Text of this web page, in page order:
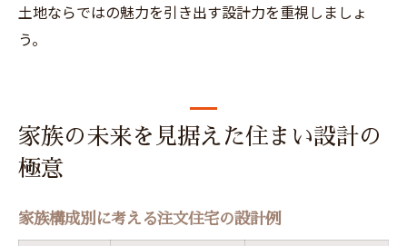
土地ならではの魅力を引き出す設計力を重視しましょ
う。
家族の未来を見据えた住まい設計の
極意
家族構成別に考える注文住宅の設計例